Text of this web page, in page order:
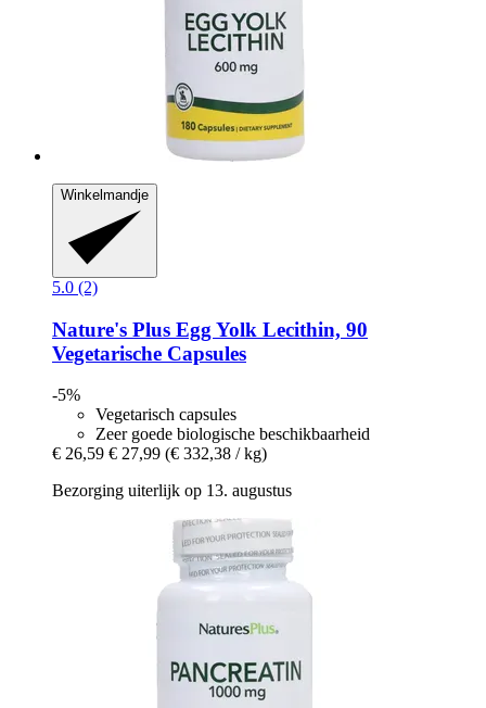
Winkelmandje
5.0 (2)
Nature's Plus Egg Yolk Lecithin, 90
Vegetarische Capsules
-5%
Vegetarisch capsules
Zeer goede biologische beschikbaarheid
€ 26,59 € 27,99 (€ 332,38 / kg)
Bezorging uiterlijk op 13. augustus